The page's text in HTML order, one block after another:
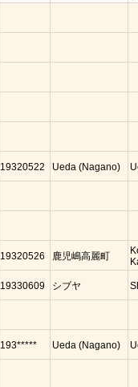
19320522 Ueda (Nagano)
19320526 鹿児嶋高麗町
19330609 シブヤ
193***** Ueda (Nagano)